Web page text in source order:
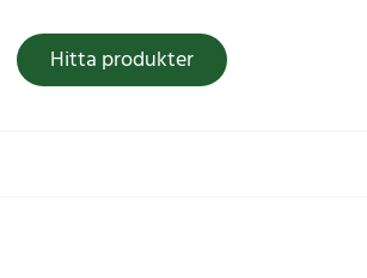
Hitta produkter